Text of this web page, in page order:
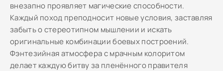
внезапно проявляет магические способности.
Каждый поход преподносит новые условия, заставляя
забыть о стереотипном мышлении и искать
оригинальные комбинации боевых построений.
Фэнтезийная атмосфера с мрачным колоритом
делает каждую битву за пленённого правителя